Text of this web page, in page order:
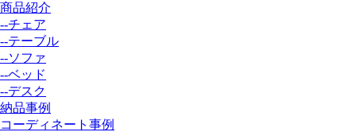
商品紹介
--チェア
--テーブル
--ソファ
--ベッド
--デスク
納品事例
コーディネート事例